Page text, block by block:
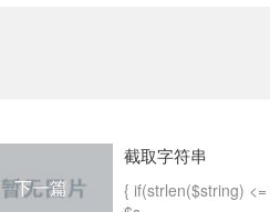
下一篇
截取字符串
{ if(strlen($string) <= $length) { return